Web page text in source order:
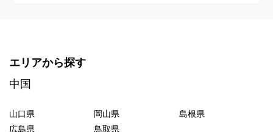
エリアから探す
中国
山口県 岡山県
島根県
広島県
鳥取県